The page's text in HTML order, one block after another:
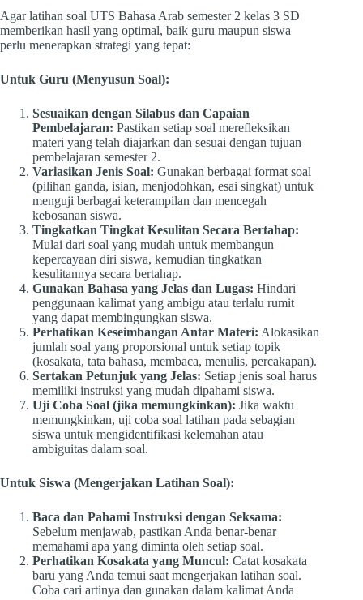
Agar latihan soal UTS Bahasa Arab semester 2 kelas 3 SD
memberikan hasil yang optimal, baik guru maupun siswa
perlu menerapkan strategi yang tepat:
Untuk Guru (Menyusun Soal):
Sesuaikan dengan Silabus dan Capaian
Pembelajaran: Pastikan setiap soal merefleksikan
materi yang telah diajarkan dan sesuai dengan tujuan
pembelajaran semester 2.
Variasikan Jenis Soal: Gunakan berbagai format soal
(pilihan ganda, isian, menjodohkan, esai singkat) untuk
menguji berbagai keterampilan dan mencegah
kebosanan siswa.
Tingkatkan Tingkat Kesulitan Secara Bertahap:
Mulai dari soal yang mudah untuk membangun
kepercayaan diri siswa, kemudian tingkatkan
kesulitannya secara bertahap.
Gunakan Bahasa yang Jelas dan Lugas: Hindari
penggunaan kalimat yang ambigu atau terlalu rumit
yang dapat membingungkan siswa.
Perhatikan Keseimbangan Antar Materi: Alokasikan
jumlah soal yang proporsional untuk setiap topik
(kosakata, tata bahasa, membaca, menulis, percakapan).
Sertakan Petunjuk yang Jelas: Setiap jenis soal harus
memiliki instruksi yang mudah dipahami siswa.
Uji Coba Soal (jika memungkinkan): Jika waktu
memungkinkan, uji coba soal latihan pada sebagian
siswa untuk mengidentifikasi kelemahan atau
ambiguitas dalam soal.
Untuk Siswa (Mengerjakan Latihan Soal):
Baca dan Pahami Instruksi dengan Seksama:
Sebelum menjawab, pastikan Anda benar-benar
memahami apa yang diminta oleh setiap soal.
Perhatikan Kosakata yang Muncul: Catat kosakata
baru yang Anda temui saat mengerjakan latihan soal.
Coba cari artinya dan gunakan dalam kalimat Anda